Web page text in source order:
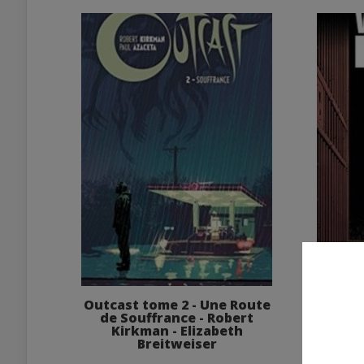
Outcast tome 2 - Une Route
de Souffrance - Robert
Kirkman - Elizabeth
Breitweiser